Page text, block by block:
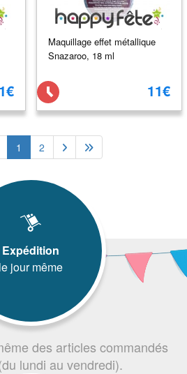
Maquillage effet métallique
Snazaroo, 18 ml
11€
1 2
Expédition
le jour même
des articles commandés
lundi au vendredi).